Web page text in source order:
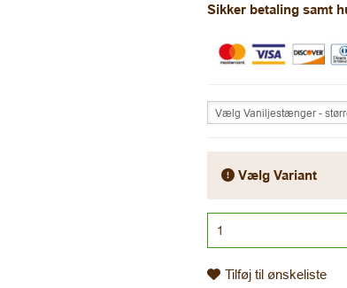
Sikker betaling samt
Vælg Vaniljestænger -
Vælg Variant
Tilføj til ønskeliste